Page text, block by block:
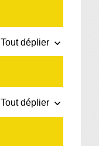
Tout déplier keyboard_arrow_down
Tout déplier keyboard_arrow_down